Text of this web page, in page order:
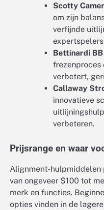
Scotty
om zijn
verfijnde
Bettinardi
frezenproces
verbetert,
Callaway
innovatieve
verbeteren.
Prijsrange en waar
Alignment-hulpmiddelen
van ongeveer $100 tot
merk en functies.
opties vinden in de